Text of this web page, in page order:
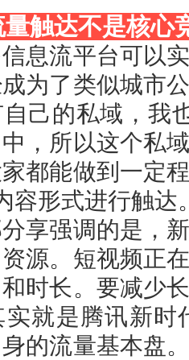
触达不是核心
息流平台可以
为了类似城市
己的私域，我
，所以这个私
都能做到一定
容形式进行触达
享强调的是，
源。短视频正
时长。要减少
就是腾讯新
的流量基本盘